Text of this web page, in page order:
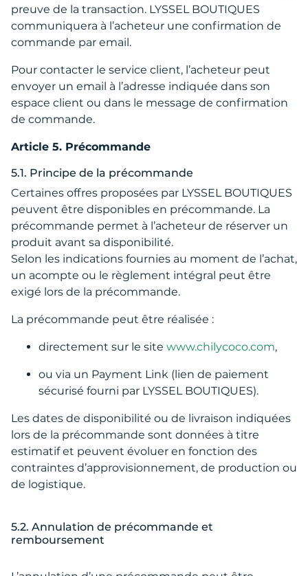
preuve de la transaction. LYSSEL BOUTIQUES
communiquera à l’acheteur une confirmation de
commande par email.
Pour contacter le service client, l’acheteur peut
envoyer un email à l’adresse indiquée dans son
espace client ou dans le message de confirmation
de commande.
Article 5. Précommande
5.1. Principe de la précommande
Certaines offres proposées par LYSSEL BOUTIQUES
peuvent être disponibles en précommande. La
précommande permet à l’acheteur de réserver un
produit avant sa disponibilité.
Selon les indications fournies au moment de l’achat,
un acompte ou le règlement intégral peut être
exigé lors de la précommande.
La précommande peut être réalisée :
directement sur le site www.chilycoco.com,
ou via un Payment Link (lien de paiement
sécurisé fourni par LYSSEL BOUTIQUES).
Les dates de disponibilité ou de livraison indiquées
lors de la précommande sont données à titre
estimatif et peuvent évoluer en fonction des
contraintes d’approvisionnement, de production ou
de logistique.
5.2. Annulation de précommande et
remboursement